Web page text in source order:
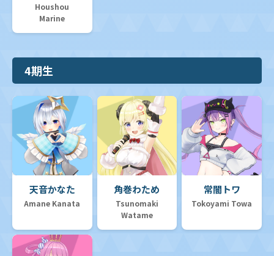
Houshou
Marine
4期生
天音かなた
Amane Kanata
角巻わため
Tsunomaki
Watame
常闇トワ
Tokoyami Towa